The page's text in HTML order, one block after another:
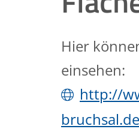
Hier
einsehen:
http://